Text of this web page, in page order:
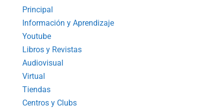
Principal
Información y Aprendizaje
Youtube
Libros y Revistas
Audiovisual
Virtual
Tiendas
Centros y Clubs